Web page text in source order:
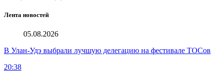
Лента новостей
05.08.2026
В Улан-Удэ выбрали лучшую делегацию на фестивале ТОСов
20:38